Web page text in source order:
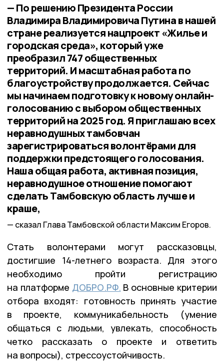
— По решению Президента России
Владимира Владимировича Путина в нашей
стране реализуется нацпроект «Жилье и
городская среда», который уже
преобразил 747 общественных
территорий. И масштабная работа по
благоустройству продолжается. Сейчас
мы начинаем подготовку к новому онлайн-
голосованию с выбором общественных
территорий на 2025 год. Я приглашаю всех
неравнодушных тамбовчан
зарегистрироваться волонтёрами для
поддержки предстоящего голосования.
Наша общая работа, активная позиция,
неравнодушное отношение помогают
сделать Тамбовскую область лучше и
краше,
сказал Глава Тамбовской области Максим Егоров.
Стать волонтерами могут рассказовцы,
достигшие 14-летнего возраста. Для этого
необходимо пройти регистрацию
на платформе ДОБРО.РФ. В основные критерии
отбора входят: готовность принять участие
в проекте, коммуникабельность (умение
общаться с людьми, увлекать, способность
четко рассказать о проекте и ответить
на вопросы), стрессоустойчивость.